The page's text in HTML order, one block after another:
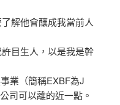
解他會釀成我當前人
目生人，以是我是幹
業（簡稱EXBF為J
司可以離的近一點。